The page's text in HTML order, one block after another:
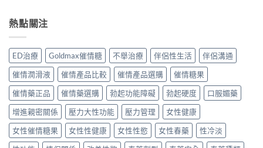
得
分
中
真
分
享〉
中
果
港
用
家
真
實
評
價
與
用
果
進
口
高
級
催
情
液
真
實
用
爽
男
催
情
猛
藥
效
果
如
何？
香
港
熱點關注
ED治療 Goldmax催情糖 不舉治療 伴侶性生活
伴侶溝通
催情潤滑液
催情產品比較 催情產品選購
催情糖果
催情藥正品
催情藥選購 勃起功能障礙 勃起硬度
口服媚藥
增進親密關係
壓力大性功能 壓力管理
女性健康
女性催情糖果
女性性健康 女性性慾 女性春藥
性冷淡